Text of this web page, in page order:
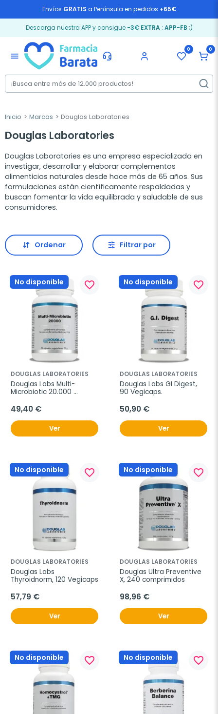
Envíos GRATIS a Península en pedidos +65€
Descarga nuestra APP y consigue -3€ EXTRA: APP-FB ;)
menu
0 0
Inicio Marcas Douglas Laboratories
Douglas Laboratories
Douglas Laboratories es una empresa especializada en
investigar, desarrollar y elaborar complementos
alimenticios naturales desde hace más de 65 años. Sus
formulaciones están científicamente respaldadas y
buscan fomentar la vida equilibrada y saludable de sus
consumidores.
Ordenar Filtrar por
No disponible favorite_border
DOUGLAS LABORATORIES
Douglas Labs Multi-
Microbiotic 20.000
Vegicaps
49,40 €
Ver
No disponible favorite_border
DOUGLAS LABORATORIES
Douglas Labs GI Digest,
90 Vegicaps.
50,90 €
Ver
No disponible favorite_border
DOUGLAS LABORATORIES
Douglas Labs
Thyroidnorm, 120 Vegicaps
57,79 €
Ver
No disponible favorite_border
DOUGLAS LABORATORIES
Douglas Ultra Preventive
X, 240 comprimidos
98,96 €
Ver
No disponible favorite_border No disponible favorite_border